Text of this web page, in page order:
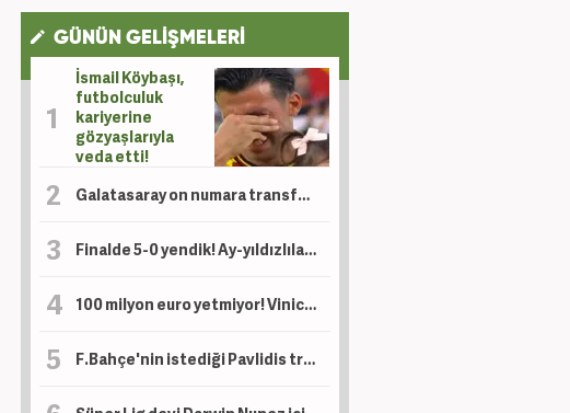
GÜNÜN GELİŞMELERİ
İsmail Köybaşı,
futbolculuk
kariyerine
gözyaşlarıyla
veda etti!
Galatasaray on numara transferini bitirdi! Oyuncu 'evet' dedi: Karar artık Okan Buruk'ta
Finalde 5-0 yendik! Ay-yıldızlılar namağlup dünya şampiyonu
100 milyon euro yetmiyor! Vinicius'un yerine düşünülen Kenan Yıldız için çılgın talep
F.Bahçe'nin istediği Pavlidis transferde kararını verdi! Şart koydu